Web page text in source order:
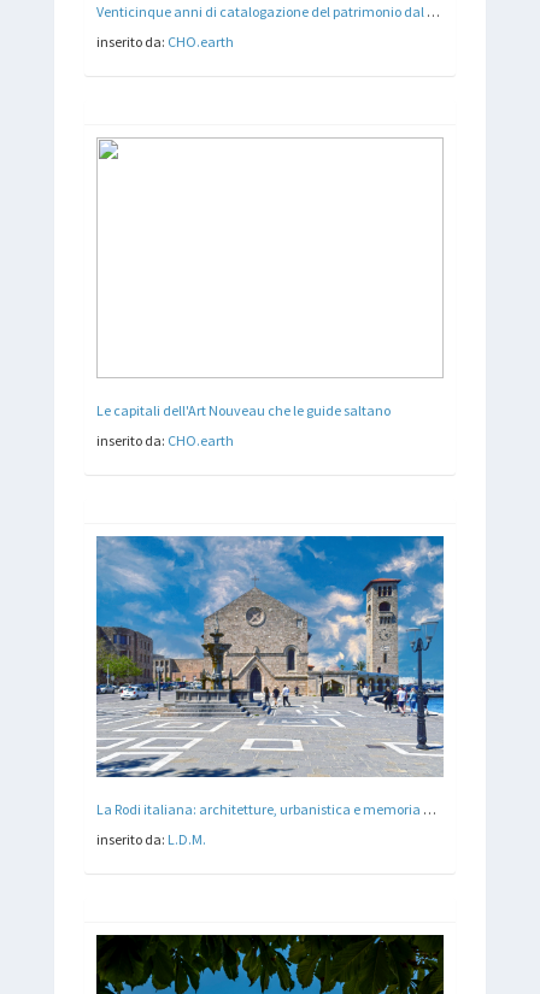
Venticinque anni di catalogazione del patrimonio dal basso
inserito da: CHO.earth
Le capitali dell'Art Nouveau che le guide saltano
inserito da: CHO.earth
La Rodi italiana: architetture, urbanistica e memoria del Novecento nel Dodecaneso
inserito da: L.D.M.